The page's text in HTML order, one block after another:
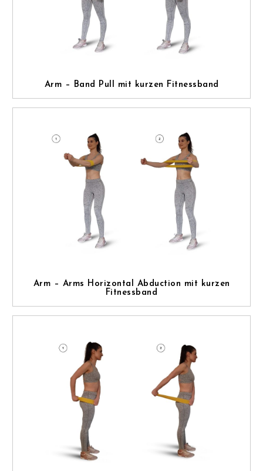
Arm – Band Pull mit kurzen Fitnessband
Arm – Arms Horizontal Abduction mit kurzen
Fitnessband